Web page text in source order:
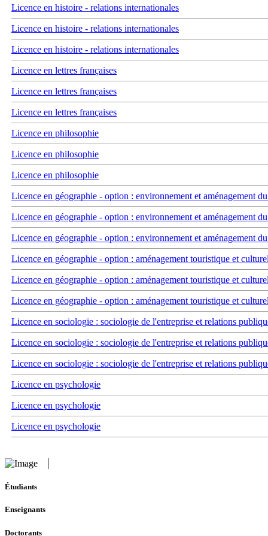
Licence en histoire - relations internationales
Licence en histoire - relations internationales
Licence en histoire - relations internationales
Licence en lettres françaises
Licence en lettres françaises
Licence en lettres françaises
Licence en philosophie
Licence en philosophie
Licence en philosophie
Licence en géographie - option : environnement et aménagement
Licence en géographie - option : environnement et aménagement
Licence en géographie - option : environnement et aménagement
Licence en géographie - option : aménagement touristique et culturel
Licence en géographie - option : aménagement touristique et culturel
Licence en géographie - option : aménagement touristique et culturel
Licence en sociologie : sociologie de l'entreprise et relations
Licence en sociologie : sociologie de l'entreprise et relations
Licence en sociologie : sociologie de l'entreprise et relations
Licence en psychologie
Licence en psychologie
Licence en psychologie
Étudiants
Enseignants
Doctorants